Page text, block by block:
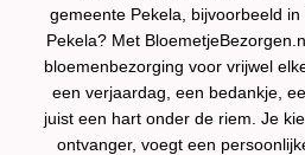
gemeente Pekela, bijvoorbeeld
Pekela? Met
bloemenbezorging voor vrijwel
een verjaardag, een bedankje,
juist een hart onder de riem. Je
ontvanger, voegt een